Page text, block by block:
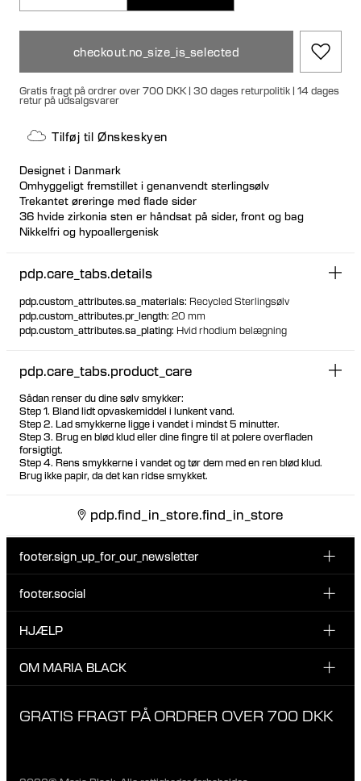
checkout.no_size_is_selected
Gratis fragt på ordrer over 700 DKK | 30 dages returpolitik | 14 dages
retur på udsalgsvarer
Tilføj til Ønskeskyen
Designet i Danmark
Omhyggeligt fremstillet i genanvendt sterlingsølv
Trekantet øreringe med flade sider
36 hvide zirkonia sten er håndsat på sider, front og bag
Nikkelfri og hypoallergenisk
Hul formet for behagelig let bæring
pdp.care_tabs.details
pdp.custom_attributes.sa_materials: Recycled Sterlingsølv
pdp.custom_attributes.pr_length: 20 mm
pdp.custom_attributes.sa_plating: Hvid rhodium belægning
pdp.care_tabs.product_care
Sådan renser du dine sølv smykker:
Step 1. Bland lidt opvaskemiddel i lunkent vand.
Step 2. Lad smykkerne ligge i vandet i mindst 5 minutter.
Step 3. Brug en blød klud eller dine fingre til at polere overfladen
forsigtigt.
Step 4. Rens smykkerne i vandet og tør dem med en ren blød klud.
Brug ikke papir, da det kan ridse smykket.
pdp.find_in_store.find_in_store
footer.sign_up_for_our_newsletter
Tilmeld dig vores nyhedsbrev og vær den første til at blive
nyheder fra Maria Black.
footer.social
INSTAGRAM
TIKTOK
HJÆLP
KUNDESERVICE & KONTAKT
LEVERING
OM MARIA BLACK
GRATIS FRAGT PÅ ORDRER OVER 700 DKK